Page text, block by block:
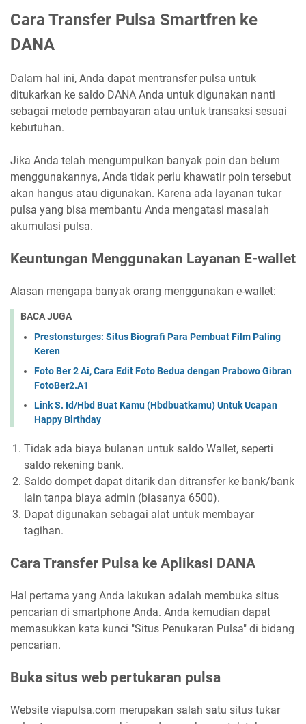
Cara Transfer Pulsa Smartfren ke
DANA
Dalam hal ini, Anda dapat mentransfer pulsa untuk
ditukarkan ke saldo DANA Anda untuk digunakan nanti
sebagai metode pembayaran atau untuk transaksi sesuai
kebutuhan.
Jika Anda telah mengumpulkan banyak poin dan belum
menggunakannya, Anda tidak perlu khawatir poin tersebut
akan hangus atau digunakan. Karena ada layanan tukar
pulsa yang bisa membantu Anda mengatasi masalah
akumulasi pulsa.
Keuntungan Menggunakan Layanan E-wallet
Alasan mengapa banyak orang menggunakan e-wallet:
BACA JUGA
Prestonsturges: Situs Biografi Para Pembuat Film Paling
Keren
Foto Ber 2 Ai, Cara Edit Foto Bedua dengan Prabowo Gibran
FotoBer2.A1
Link S. Id/Hbd Buat Kamu (Hbdbuatkamu) Untuk Ucapan
Happy Birthday
Tidak ada biaya bulanan untuk saldo Wallet, seperti
saldo rekening bank.
Saldo dompet dapat ditarik dan ditransfer ke bank/bank
lain tanpa biaya admin (biasanya 6500).
Dapat digunakan sebagai alat untuk membayar
tagihan.
Cara Transfer Pulsa ke Aplikasi DANA
Hal pertama yang Anda lakukan adalah membuka situs
pencarian di smartphone Anda. Anda kemudian dapat
memasukkan kata kunci "Situs Penukaran Pulsa" di bidang
pencarian.
Buka situs web pertukaran pulsa
Website viapulsa.com merupakan salah satu situs tukar